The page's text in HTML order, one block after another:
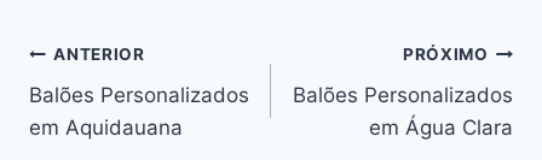
Navegação
de
ANTERIOR
Balões Personalizados
em Aquidauana
PRÓXIMO
Balões Personalizados
em Água Clara